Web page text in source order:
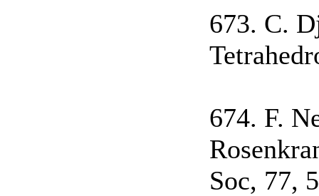
673. С.
674. F.
Soc, 77,